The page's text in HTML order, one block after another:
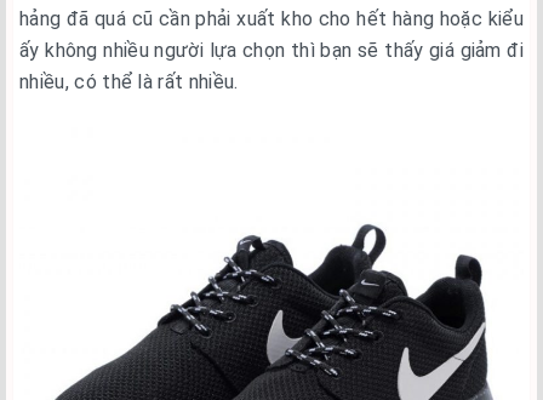
hảng đã quá cũ cần phải xuất kho cho hết hàng hoặc kiểu
ấy không nhiều người lựa chọn thì bạn sẽ thấy giá giảm đi
nhiều, có thể là rất nhiều.